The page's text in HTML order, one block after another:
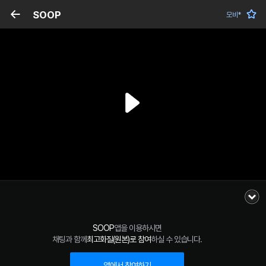
SOOP 모비*
SOOP앱을 이용하시면
채팅과 함께최고화질(원본)로 참여하실 수 있습니다.